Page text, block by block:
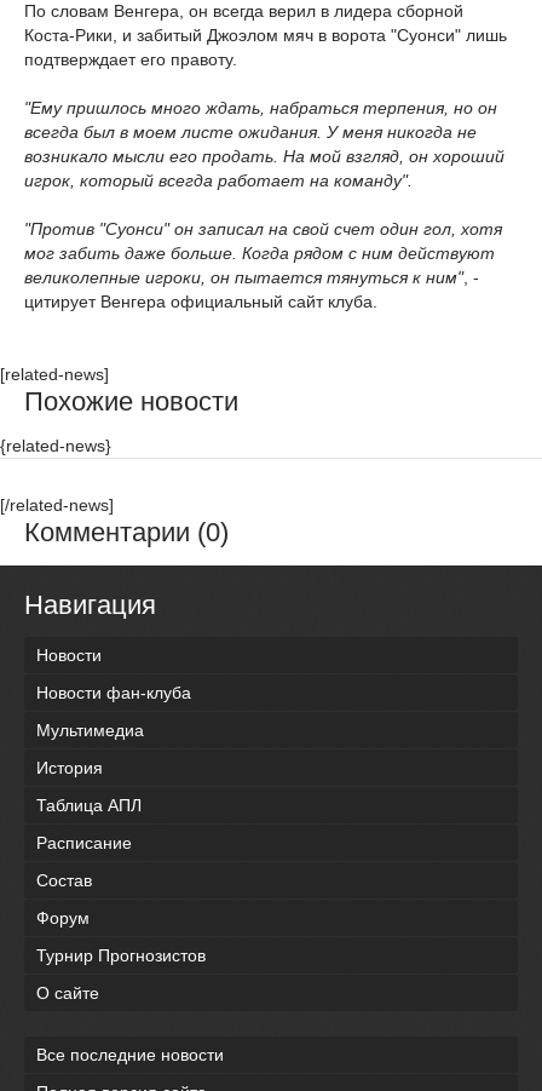
По словам Венгера, он всегда верил в лидера сборной
Коста-Рики, и забитый Джоэлом мяч в ворота "Суонси" лишь
подтверждает его правоту.
"Ему пришлось много ждать, набраться терпения, но он
всегда был в моем листе ожидания. У меня никогда не
возникало мысли его продать. На мой взгляд, он хороший
игрок, который всегда работает на команду".
"Против "Суонси" он записал на свой счет один гол, хотя
мог забить даже больше. Когда рядом с ним действуют
великолепные игроки, он пытается тянуться к ним", -
цитирует Венгера официальный сайт клуба.
[related-news]
Похожие новости
{related-news}
[/related-news]
Комментарии (0)
Навигация
Новости
Новости фан-клуба
Мультимедиа
История
Таблица АПЛ
Расписание
Состав
Форум
Турнир Прогнозистов
О сайте
Все последние новости